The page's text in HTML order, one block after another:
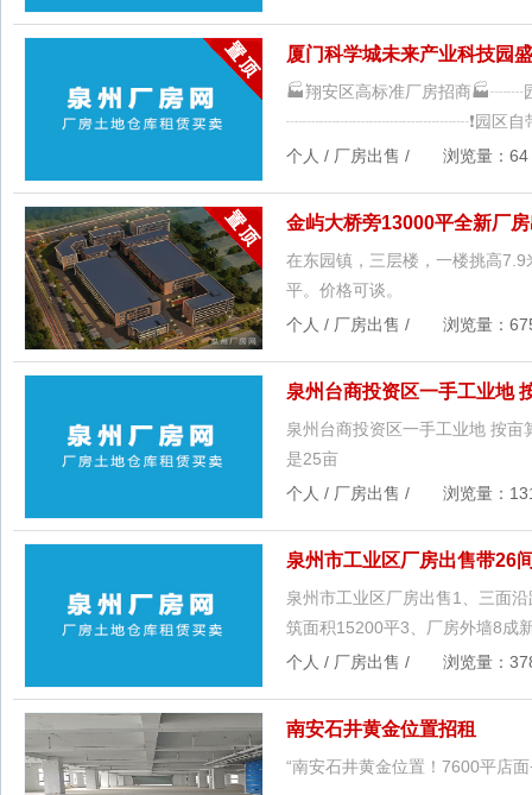
厦门科学城未来产业科技园
🏭翔安区高标准厂房招商🏭┈┈
┈┈┈┈┈┈┈┈┈┈┈❗️园区自带①
个人 / 厂房出售 / 浏览量：
金屿大桥旁13000平全新厂
在东园镇，三层楼，一楼挑高
平。价格可谈。
个人 / 厂房出售 / 浏览量：
泉州台商投资区一手工业地
泉州台商投资区一手工业地 按
是25亩
个人 / 厂房出售 / 浏览量：
泉州市工业区厂房出售带26
泉州市工业区厂房出售1、三面
筑面积15200平3、厂房外墙8成
个人 / 厂房出售 / 浏览量：
南安石井黄金位置招租
“南安石井黄金位置！7600平店